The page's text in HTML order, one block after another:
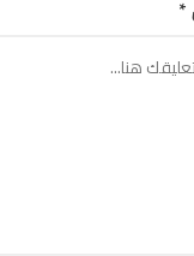
*